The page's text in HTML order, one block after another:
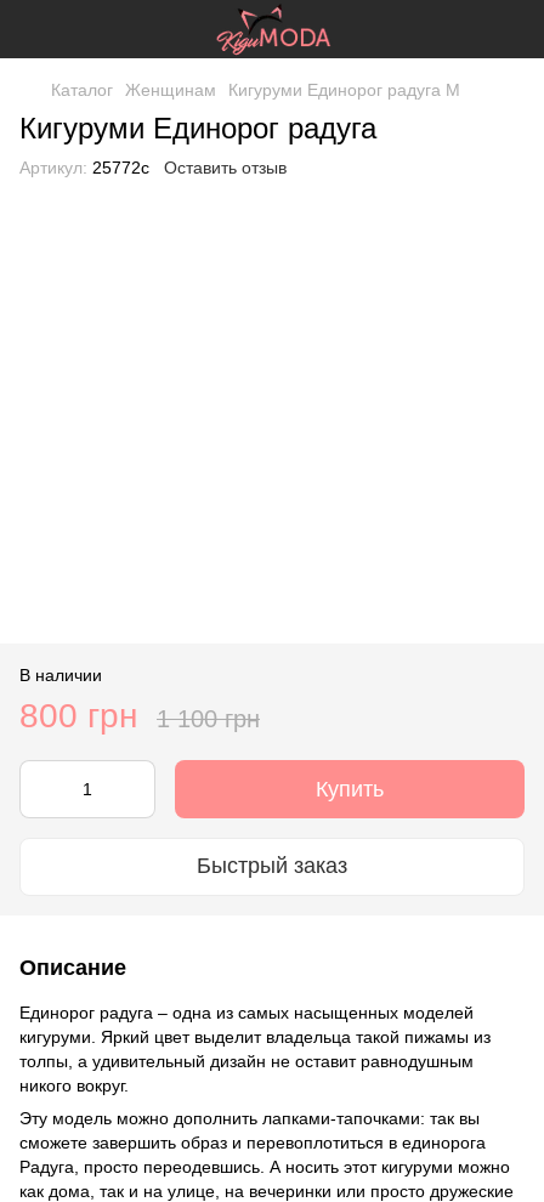
Каталог Женщинам Кигуруми Единорог радуга М
Кигуруми Единорог радуга
Артикул: 25772c Оставить отзыв
В наличии
800 грн 1 100 грн
Купить
Быстрый заказ
Описание
Единорог радуга – одна из самых насыщенных моделей
кигуруми. Яркий цвет выделит владельца такой пижамы из
толпы, а удивительный дизайн не оставит равнодушным
никого вокруг.
Эту модель можно дополнить лапками-тапочками: так вы
сможете завершить образ и перевоплотиться в единорога
Радуга, просто переодевшись. А носить этот кигуруми можно
как дома, так и на улице, на вечеринки или просто дружеские